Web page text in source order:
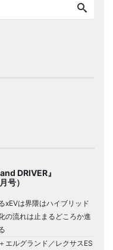
DRIVER』
号）
xEVは界隈はハイブリッド
の流れは止まるどころか進
エルグランド／レクサスES